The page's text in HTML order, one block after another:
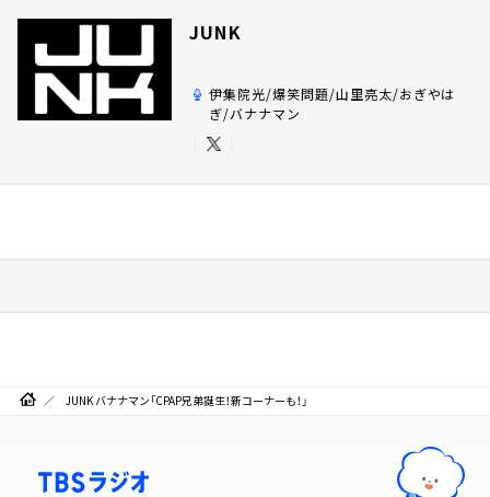
JUNK
伊集院光/爆笑問題/山里亮太/おぎやは
ぎ/バナナマン
JUNK バナナマン「CPAP兄弟誕生！新コーナーも！」